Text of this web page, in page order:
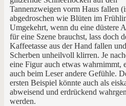
Tannenzweigen vorm Haus fallen
abgedroschen wie Blüten im
Umgekehrt, wenn du eine düstere
für eine Szene brauchst, lass doch
Kaffeetasse aus der Hand fallen
Scherben unheilvoll klirren. Je
eine Figur auch etwas wahrnimmt,
auch beim Leser andere Gefühle.
ersten Beispiel könnte auch als
abweisend und erdrückend
werden.